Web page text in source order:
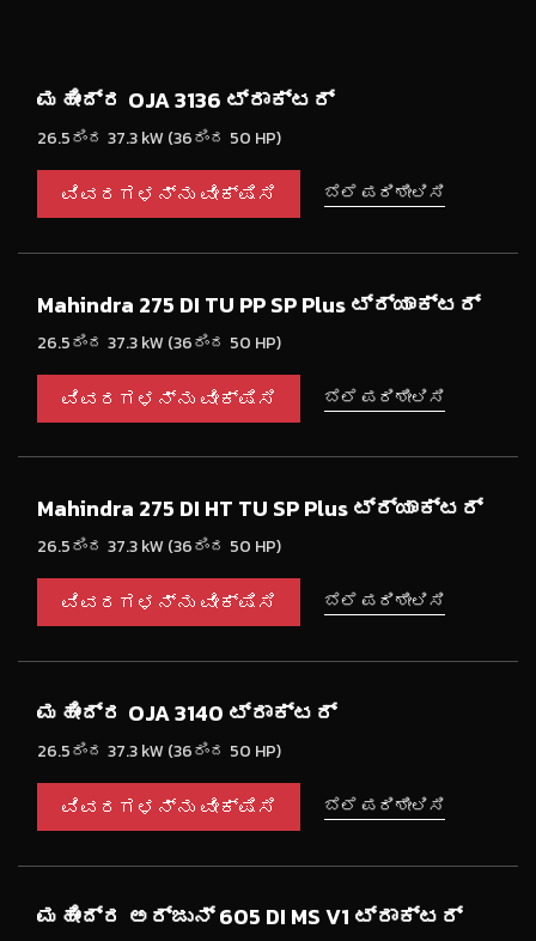
ಮಹೀಂದ್ರ OJA 3136 ಟ್ರಾಕ್ಟರ್
26.5ರಿಂದ 37.3 kW (36ರಿಂದ 50 HP)
ವಿವರಗಳನ್ನು ವೀಕ್ಷಿಸಿ ಬೆಲೆ ಪರಿಶೀಲಿಸಿ
Mahindra 275 DI TU PP SP Plus ಟ್ರ್ಯಾಕ್ಟರ್
26.5ರಿಂದ 37.3 kW (36ರಿಂದ 50 HP)
ವಿವರಗಳನ್ನು ವೀಕ್ಷಿಸಿ ಬೆಲೆ ಪರಿಶೀಲಿಸಿ
Mahindra 275 DI HT TU SP Plus ಟ್ರ್ಯಾಕ್ಟರ್
26.5ರಿಂದ 37.3 kW (36ರಿಂದ 50 HP)
ವಿವರಗಳನ್ನು ವೀಕ್ಷಿಸಿ ಬೆಲೆ ಪರಿಶೀಲಿಸಿ
ಮಹೀಂದ್ರ OJA 3140 ಟ್ರಾಕ್ಟರ್
26.5ರಿಂದ 37.3 kW (36ರಿಂದ 50 HP)
ವಿವರಗಳನ್ನು ವೀಕ್ಷಿಸಿ ಬೆಲೆ ಪರಿಶೀಲಿಸಿ
ಮಹೀಂದ್ರ ಅರ್ಜುನ್ 605 DI MS V1 ಟ್ರಾಕ್ಟರ್